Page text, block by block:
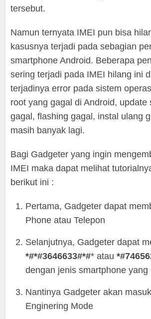
tersebut.
Namun ternyata IMEI pun bisa
kasusnya terjadi pada sebagian
smartphone Android. Beberapa
sering terjadi pada IMEI hilang ini
terjadinya error pada sistem
root yang gagal di Android, update
gagal, flashing gagal, instal ulang
masih banyak lagi.
Bagi Gadgeter yang ingin
IMEI maka dapat melihat
berikut ini :
Pertama, Gadgeter dapat
Phone atau Telepon
Selanjutnya, Gadgeter dapat
*#*#3646633#*#* atau
dengan jenis smartphone yang
Nantinya Gadgeter akan
Enginering Mode